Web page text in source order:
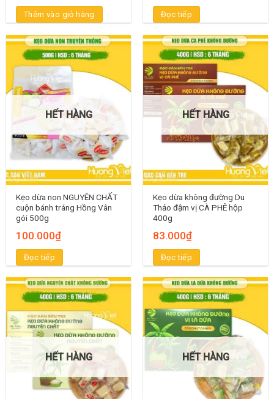
Thêm vào giỏ hàng Đọc tiếp
HẾT HÀNG
Kẹo dừa non NGUYÊN CHẤT
cuộn bánh tráng Hồng Vân
gói 500g
100.000₫
Đọc tiếp
HẾT HÀNG
Kẹo dừa không đường Du
Thảo đậm vị CÀ PHÊ hộp
400g
83.000₫
Đọc tiếp
HẾT HÀNG HẾT HÀNG